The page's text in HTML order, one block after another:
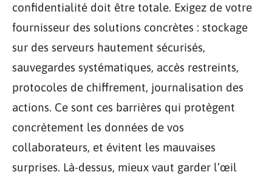
confidentialité doit être totale. Exigez de votre
fournisseur des solutions concrètes : stockage
sur des serveurs hautement sécurisés,
sauvegardes systématiques, accès restreints,
protocoles de chiffrement, journalisation des
actions. Ce sont ces barrières qui protègent
concrètement les données de vos
collaborateurs, et évitent les mauvaises
surprises. Là-dessus, mieux vaut garder l’œil